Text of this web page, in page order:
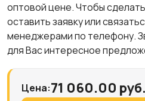
оптовой цене. Чтобы
оставить заявку или
менеджерами по телефону.
для Вас интересное
Цена:71 060.00